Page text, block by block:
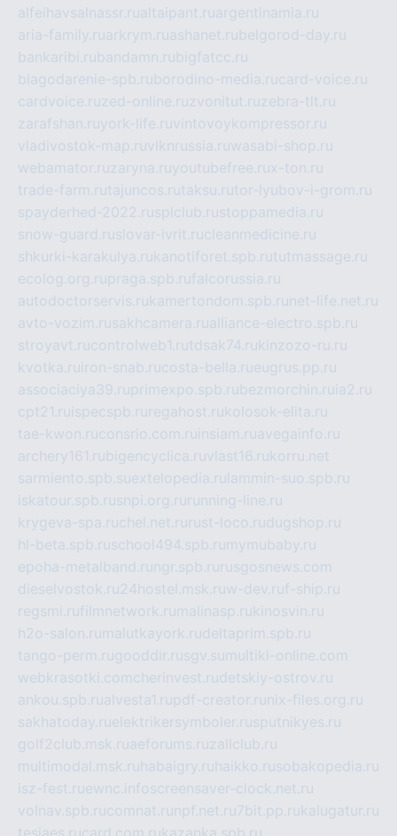
alfeihavsalnassr.rualtaipant.ruargentinamia.ru
aria-family.ruarkrym.ruashanet.rubelgorod-day.ru
bankaribi.rubandamn.rubigfatcc.ru
blagodarenie-spb.ruborodino-media.rucard-voice.ru
cardvoice.ruzed-online.ruzvonitut.ruzebra-tlt.ru
zarafshan.ruyork-life.ruvintovoykompressor.ru
vladivostok-map.ruvlknrussia.ruwasabi-shop.ru
webamator.ruzaryna.ruyoutubefree.rux-ton.ru
trade-farm.rutajuncos.rutaksu.rutor-lyubov-i-grom.ru
spayderhed-2022.rusplclub.rustoppamedia.ru
snow-guard.ruslovar-ivrit.rucleanmedicine.ru
shkurki-karakulya.rukanotiforet.spb.rututmassage.ru
ecolog.org.rupraga.spb.rufalcorussia.ru
autodoctorservis.rukamertondom.spb.ru net-life.net.ru
avto-vozim.rusakhcamera.rualliance-electro.spb.ru
stroyavt.rucontrolweb1.rutdsak74.rukinzozo-ru.ru
kvotka.ru iron-snab.rucosta-bella.rueugrus.pp.ru
associaciya39.ruprimexpo.spb.rubezmorchin.ru ia2.ru
cpt21.ru ispecspb.ru regahost.rukolosok-elita.ru
tae-kwon.ruconsrio.com.ru insiam.ruavegainfo.ru
archery161.rubigencyclica.ruvlast16.rukorru.net
sarmiento.spb.suextelopedia.ru lammin-suo.spb.ru
iskatour.spb.rusnpi.org.ru running-line.ru
krygeva-spa.ruchel.net.ru rust-loco.rudugshop.ru
hl-beta.spb.ruschool494.spb.ru mymubaby.ru
epoha-metalband.ru ngr.spb.ru rusgosnews.com
dieselvostok.ru24hostel.msk.ruw-dev.ruf-ship.ru
regsmi.rufilmnetwork.ru malinasp.rukinosvin.ru
h2o-salon.ru malutkayork.rudeltaprim.spb.ru
tango-perm.rugooddir.rusgv.su multiki-online.com
webkrasotki.comcherinvest.rudetskiy-ostrov.ru
ankou.spb.rualvesta1.rupdf-creator.ru nix-files.org.ru
sakhatoday.ruelektrikersymboler.rusputnikyes.ru
golf2club.msk.ruaeforums.ruzallclub.ru
multimodal.msk.ru habaigry.ru haikko.rusobakopedia.ru
isz-fest.ruewnc.infoscreensaver-clock.net.ru
volnav.spb.rucomnat.ru npf.net.ru 7bit.pp.rukalugatur.ru
tesiaes.rucard.com.rukazanka.spb.ru